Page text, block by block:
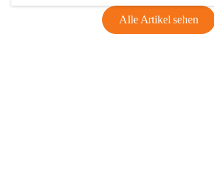
Alle Artikel sehen